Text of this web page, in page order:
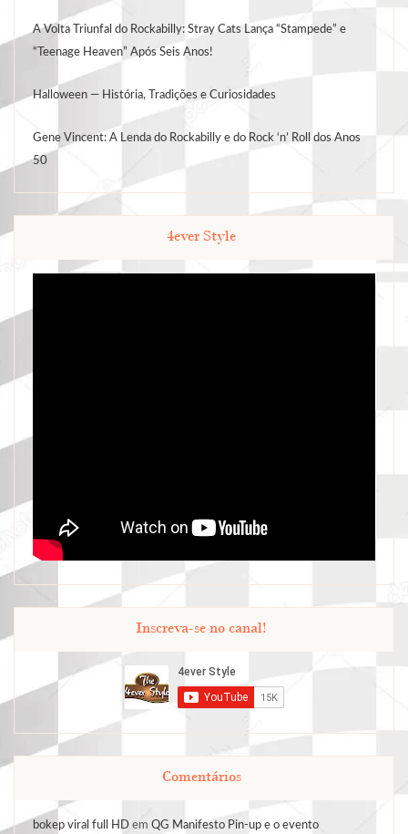
A Volta Triunfal do Rockabilly: Stray Cats Lança “Stampede” e
“Teenage Heaven” Após Seis Anos!
Halloween — História, Tradições e Curiosidades
Gene Vincent: A Lenda do Rockabilly e do Rock ‘n’ Roll dos Anos
50
4ever Style
Inscreva-se no canal!
Comentários
bokep viral full HD em QG Manifesto Pin-up e o evento